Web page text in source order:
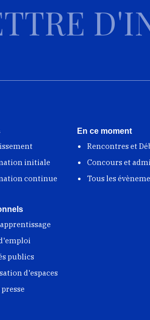
initiale
continue
En ce moment
Rencontres et
Concours et
Tous les
publics
d'espaces
presse